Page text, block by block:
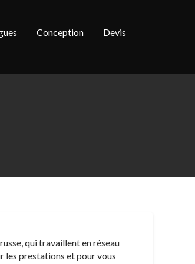
Conception Devis
qui travaillent en réseau
les prestations et pour vous